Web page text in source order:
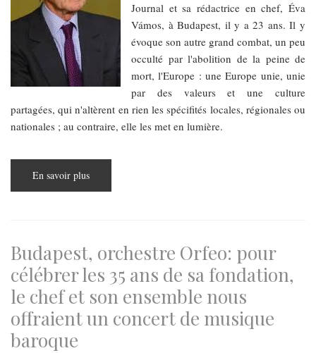
Journal et sa rédactrice en chef, Éva
Vámos, à Budapest, il y a 23 ans. Il y
évoque son autre grand combat, un peu
occulté par l'abolition de la peine de
mort, l'Europe : une Europe unie, unie
par des valeurs et une culture
partagées, qui n'altèrent en rien les spécifités locales, régionales ou
nationales ; au contraire, elle les met en lumière.
En savoir plus
Badinter
héritage
Budapest, orchestre Orfeo: pour
célébrer les 35 ans de sa fondation,
le chef et son ensemble nous
offraient un concert de musique
baroque